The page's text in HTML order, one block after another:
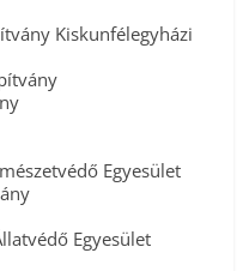
Kiskunfélegyházi
Egyesület
Egyesület